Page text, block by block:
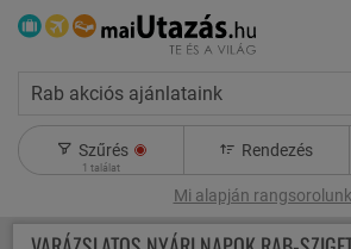
Rab akciós ajánlataink
Szűrés
1 találat
Rendezés
Mi alapján